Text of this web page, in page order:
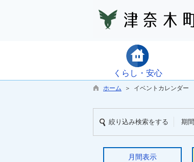
くらし・安心
ホーム ＞ イベントカレンダー
絞り込み検索をする 期間
月間表示